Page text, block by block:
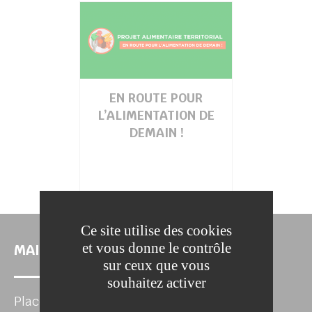
EN ROUTE POUR
L’ALIMENTATION DE
DEMAIN !
MAIRIE DE LA FERTÉ-SOUS-JOUARRE
Place de l'Hôtel de Ville
Ce site utilise des cookies
et vous donne le contrôle
sur ceux que vous
souhaitez activer